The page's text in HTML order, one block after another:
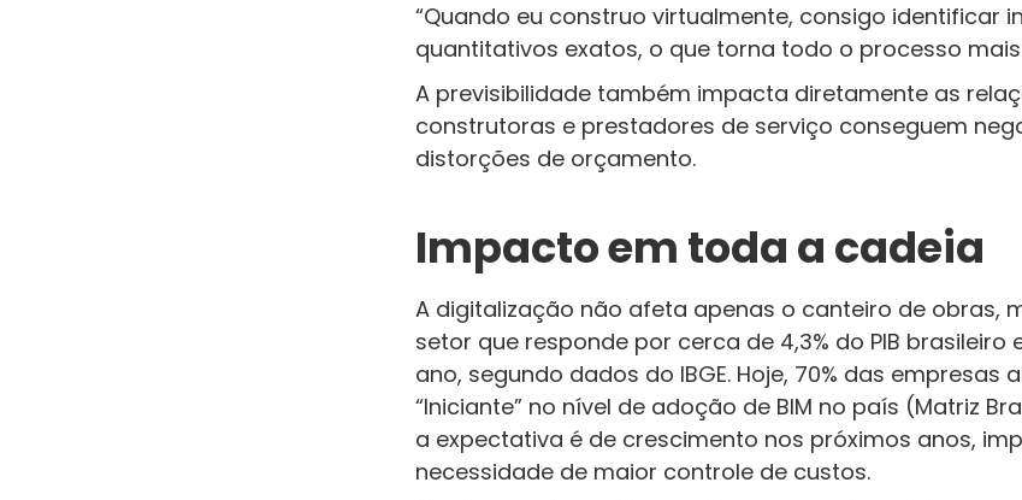
“Quando eu construo virtualmente, consigo
quantitativos exatos, o que torna todo o processo mais
A previsibilidade também impacta diretamente as
construtoras e prestadores de serviço conseguem
distorções de orçamento.
Impacto em toda a cadeia
A digitalização não afeta apenas o canteiro de
setor que responde por cerca de 4,3% do PIB
ano, segundo dados do IBGE. Hoje, 70% das
“Iniciante” no nível de adoção de BIM no país (Matriz
a expectativa é de crescimento nos próximos anos,
necessidade de maior controle de custos.